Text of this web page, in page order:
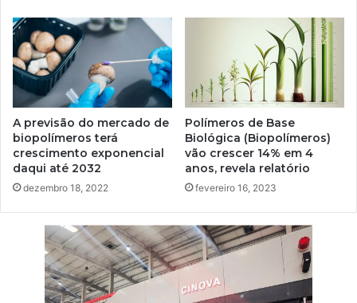
A previsão do mercado de
biopolímeros terá
crescimento exponencial
daqui até 2032
dezembro 18, 2022
Polímeros de Base
Biológica (Biopolímeros)
vão crescer 14% em 4
anos, revela relatório
fevereiro 16, 2023